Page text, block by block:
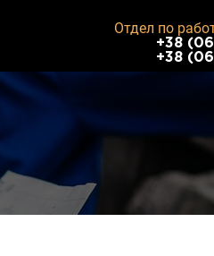
Отдел по
+38
+38